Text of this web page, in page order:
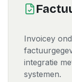
Invoicey
integratie
systemen.